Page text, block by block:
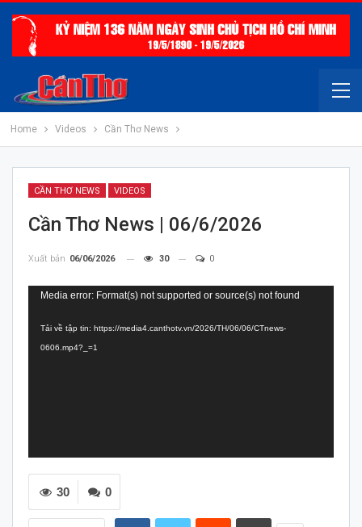
Home Videos Cần Thơ News
CẦN THƠ NEWS VIDEOS
Cần Thơ News | 06/6/2026
Xuất bản 06/06/2026 30 0
Trình
Video
Media error: Format(s) not supported or source(s) not found
Tải về tập tin: https://media4.canthotv.vn/2026/TH/06/06/CTnews-
0606.mp4?_=1
0
30